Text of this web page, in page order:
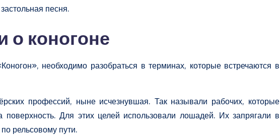
песня.
коногоне
необходимо разобраться в терминах, которые встречаются в
профессий, ныне исчезнувшая. Так называли рабочих, которые
поверхность. Для этих целей использовали лошадей. Их запрягали в
рельсовому пути.